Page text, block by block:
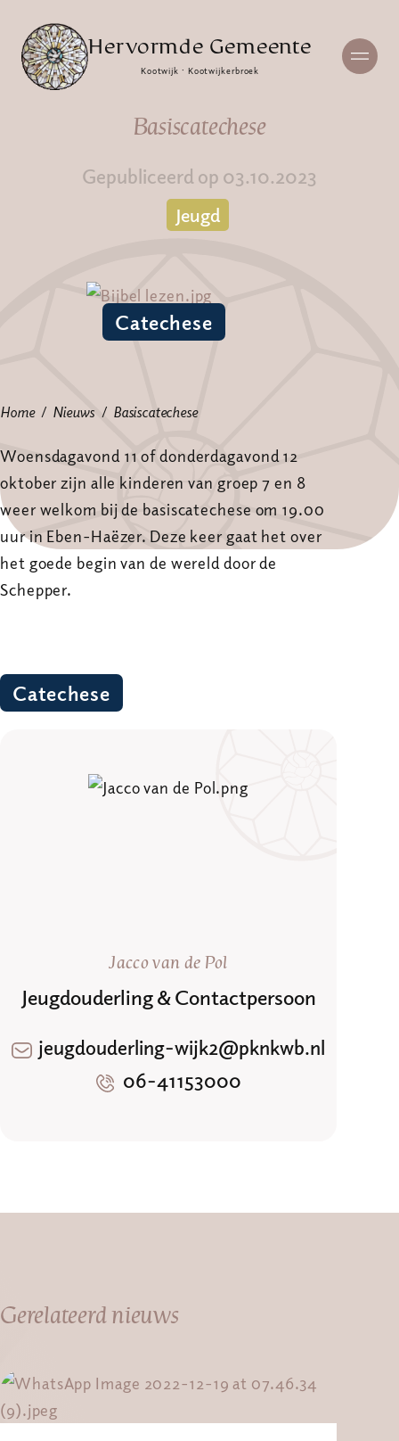
Hervormde Gemeente
Kootwijk · Kootwijkerbroek
Basiscatechese
Gepubliceerd op 03.10.2023
Jeugd
Catechese
Home Nieuws Basiscatechese
Woensdagavond 11 of donderdagavond 12
oktober zijn alle kinderen van groep 7 en 8
weer welkom bij de basiscatechese om 19.00
uur in Eben-Haëzer. Deze keer gaat het over
het goede begin van de wereld door de
Schepper.
Catechese
Jacco van de Pol
Jeugdouderling & Contactpersoon
jeugdouderling-wijk2@pknkwb.nl
06-41153000
Gerelateerd nieuws